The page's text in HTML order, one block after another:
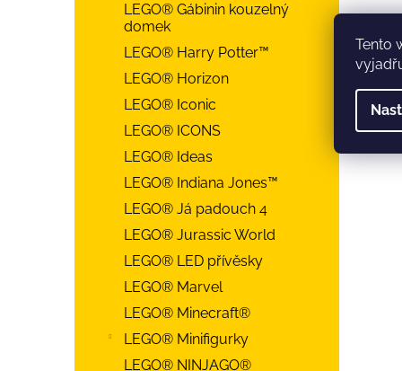
Tento
LEGO® Gábinin kouzelný
domek
LEGO® Harry Potter™
LEGO® Horizon
LEGO® Iconic
LEGO® ICONS
LEGO® Ideas
LEGO® Indiana Jones™
LEGO® Já padouch 4
LEGO® Jurassic World
LEGO® LED přívěsky
LEGO® Marvel
LEGO® Minecraft®
LEGO® Minifigurky
LEGO® NINJAGO®